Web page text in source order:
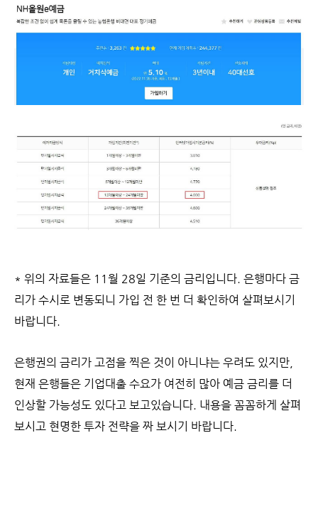
* 위의 자료들은 11월 28일 기준의 금리입니다. 은행마다 금
리가 수시로 변동되니 가입 전 한 번 더 확인하여 살펴보시기
바랍니다.
은행권의 금리가 고점을 찍은 것이 아니냐는 우려도 있지만,
현재 은행들은 기업대출 수요가 여전히 많아 예금 금리를 더
인상할 가능성도 있다고 보고있습니다. 내용을 꼼꼼하게 살펴
보시고 현명한 투자 전략을 짜 보시기 바랍니다.